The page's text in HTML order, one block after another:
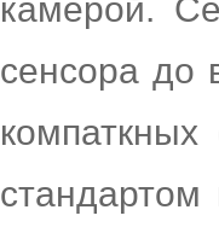
камерой.
сенсора до